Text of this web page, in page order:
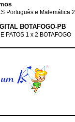
Português e Matemática 2
BOTAFOGO-PB
PATOS 1 x 2 BOTAFOGO